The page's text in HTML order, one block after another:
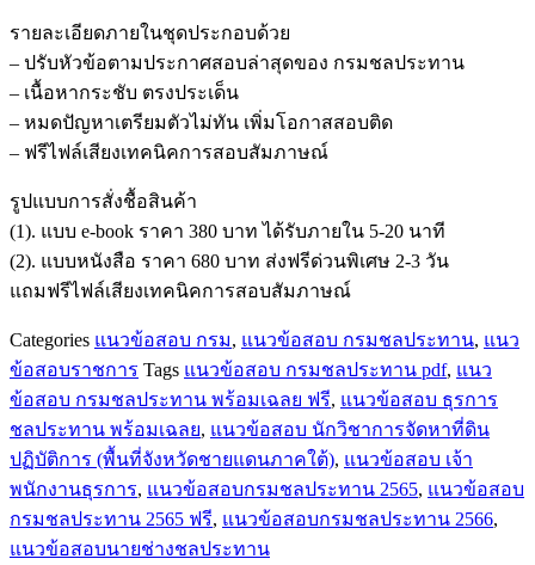
นัก
วิชาการ
จัดหา
ที่ดิน
ปฏิบัติ
การ
(พื้นที่
จังหวัด
ชายแดน
ใต้)
กรมชลประทาน
ชิ้น
รายละเอียดภายในชุดประกอบด้วย
– ปรับหัวข้อตามประกาศสอบล่าสุดของ กรมชลประทาน
– เนื้อหากระชับ ตรงประเด็น
– หมดปัญหาเตรียมตัวไม่ทัน เพิ่มโอกาสสอบติด
– ฟรีไฟล์เสียงเทคนิคการสอบสัมภาษณ์
รูปแบบการสั่งชื้อสินค้า
(1). แบบ e-book ราคา 380 บาท ได้รับภายใน 5-20 นาที
(2). แบบหนังสือ ราคา 680 บาท ส่งฟรีด่วนพิเศษ 2-3 วัน
แถมฟรีไฟล์เสียงเทคนิคการสอบสัมภาษณ์
Categories แนวข้อสอบ กรม, แนวข้อสอบ กรมชลประทาน, แนว
ข้อสอบราชการ Tags แนวข้อสอบ กรมชลประทาน pdf, แนว
ข้อสอบ กรมชลประทาน พร้อมเฉลย ฟรี, แนวข้อสอบ ธุรการ
ชลประทาน พร้อมเฉลย, แนวข้อสอบ นักวิชาการจัดหาที่ดิน
ปฏิบัติการ (พื้นที่จังหวัดชายแดนภาคใต้), แนวข้อสอบ เจ้า
พนักงานธุรการ, แนวข้อสอบกรมชลประทาน 2565, แนวข้อสอบ
กรมชลประทาน 2565 ฟรี, แนวข้อสอบกรมชลประทาน 2566,
แนวข้อสอบนายช่างชลประทาน